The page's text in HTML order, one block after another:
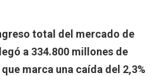
total del mercado de
a 334.800 millones de
marca una caída del 2,3%